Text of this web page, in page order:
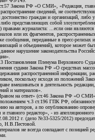
Закона РФ «О СМИ», «Редакция,
распространение сведений, не
граждан и организаций,
представляющих собой
правами журналиста: ...если они
или их фрагментов,
сообщения, переданные в пресс-релизах
и объединений), которое может
данное нарушение законодательства
Постановления Пленума Верховного
судами Закона РФ «О средствах
распространенной информации,
поскольку исходя из положений
вмешиваться в деятельность
и материалов».
на ответ» (ст.46 Закона РФ «О
ч.3 ст.196 ГПК РФ,
на авторов, а по опубликованию
главного редактор», - из
г. (дело №33-5325/2012)
Н.В.Пестовой.
не всегда совпадают с позицией